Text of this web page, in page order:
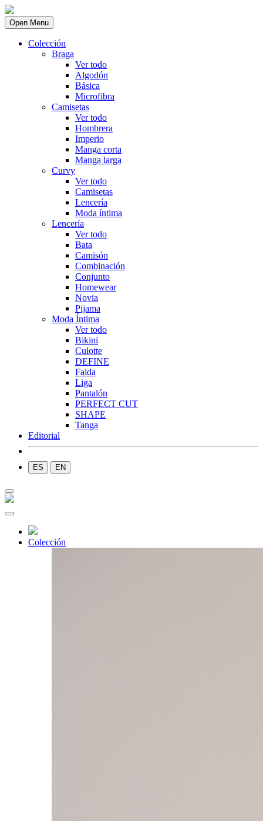
Open Menu
Colección
Braga
Ver todo
Algodón
Básica
Microfibra
Camisetas
Ver todo
Hombrera
Imperio
Manga corta
Manga larga
Curvy
Ver todo
Camisetas
Lencería
Moda íntima
Lencería
Ver todo
Bata
Camisón
Combinación
Conjunto
Homewear
Novia
Pijama
Moda Íntima
Ver todo
Bikini
Culotte
DEFINE
Falda
Liga
Pantalón
PERFECT CUT
SHAPE
Tanga
Editorial
ES EN
Colección